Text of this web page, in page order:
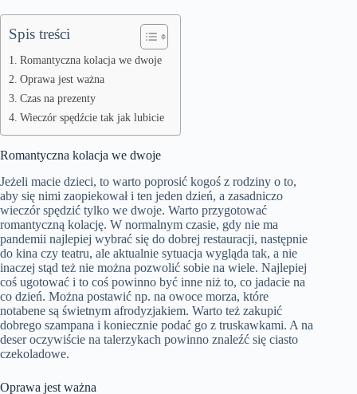
Spis treści
Romantyczna kolacja we dwoje
Oprawa jest ważna
Czas na prezenty
Wieczór spędźcie tak jak lubicie
Romantyczna kolacja we dwoje
Jeżeli macie dzieci, to warto poprosić kogoś z rodziny o to,
aby się nimi zaopiekował i ten jeden dzień, a zasadniczo
wieczór spędzić tylko we dwoje. Warto przygotować
romantyczną kolację. W normalnym czasie, gdy nie ma
pandemii najlepiej wybrać się do dobrej restauracji, następnie
do kina czy teatru, ale aktualnie sytuacja wygląda tak, a nie
inaczej stąd też nie można pozwolić sobie na wiele. Najlepiej
coś ugotować i to coś powinno być inne niż to, co jadacie na
co dzień. Można postawić np. na owoce morza, które
notabene są świetnym afrodyzjakiem. Warto też zakupić
dobrego szampana i koniecznie podać go z truskawkami. A na
deser oczywiście na talerzykach powinno znaleźć się ciasto
czekoladowe.
Oprawa jest ważna